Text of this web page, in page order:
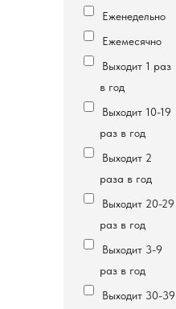
Еженедельно
Ежемесячно
Выходит 1 раз
в год
Выходит 10-19
раз в год
Выходит 2
раза в год
Выходит 20-29
раз в год
Выходит 3-9
раз в год
Выходит 30-39